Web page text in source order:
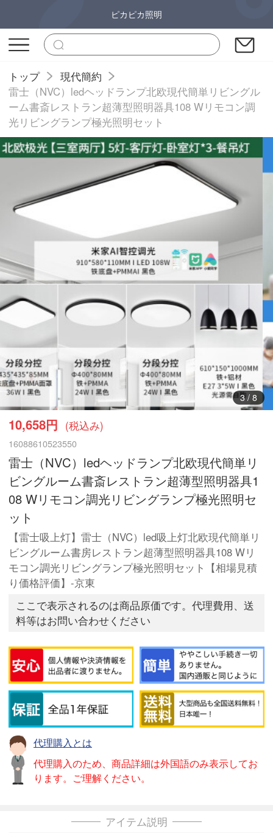
ピカピカ照明
トップ
現代簡約
雷士（NVC）ledヘッドランプ北欧現代簡単リビングル
ーム書斎レストラン超薄型照明器具108 Wリモコン調
光リビングランプ極光照明セット
3/ 8
10,658円 (税込み)
16088610523550
雷士（NVC）ledヘッドランプ北欧現代簡単リ
ビングルーム書斎レストラン超薄型照明器具1
08 Wリモコン調光リビングランプ極光照明セ
ット
【雷士吸上灯】雷士（NVC）led吸上灯北欧現代簡単リ
ビングルーム書房レストラン超薄型照明器具108 Wリ
モコン調光リビングランプ極光照明セット【相場見積
り価格評価】-京東
ここで表示されるのは商品原価です。代理費用、送
料等はお問い合わせください
代理購入とは
代理購入のため、商品詳細は外国語のみ表示してお
ります。ご理解ください。
アイテム説明